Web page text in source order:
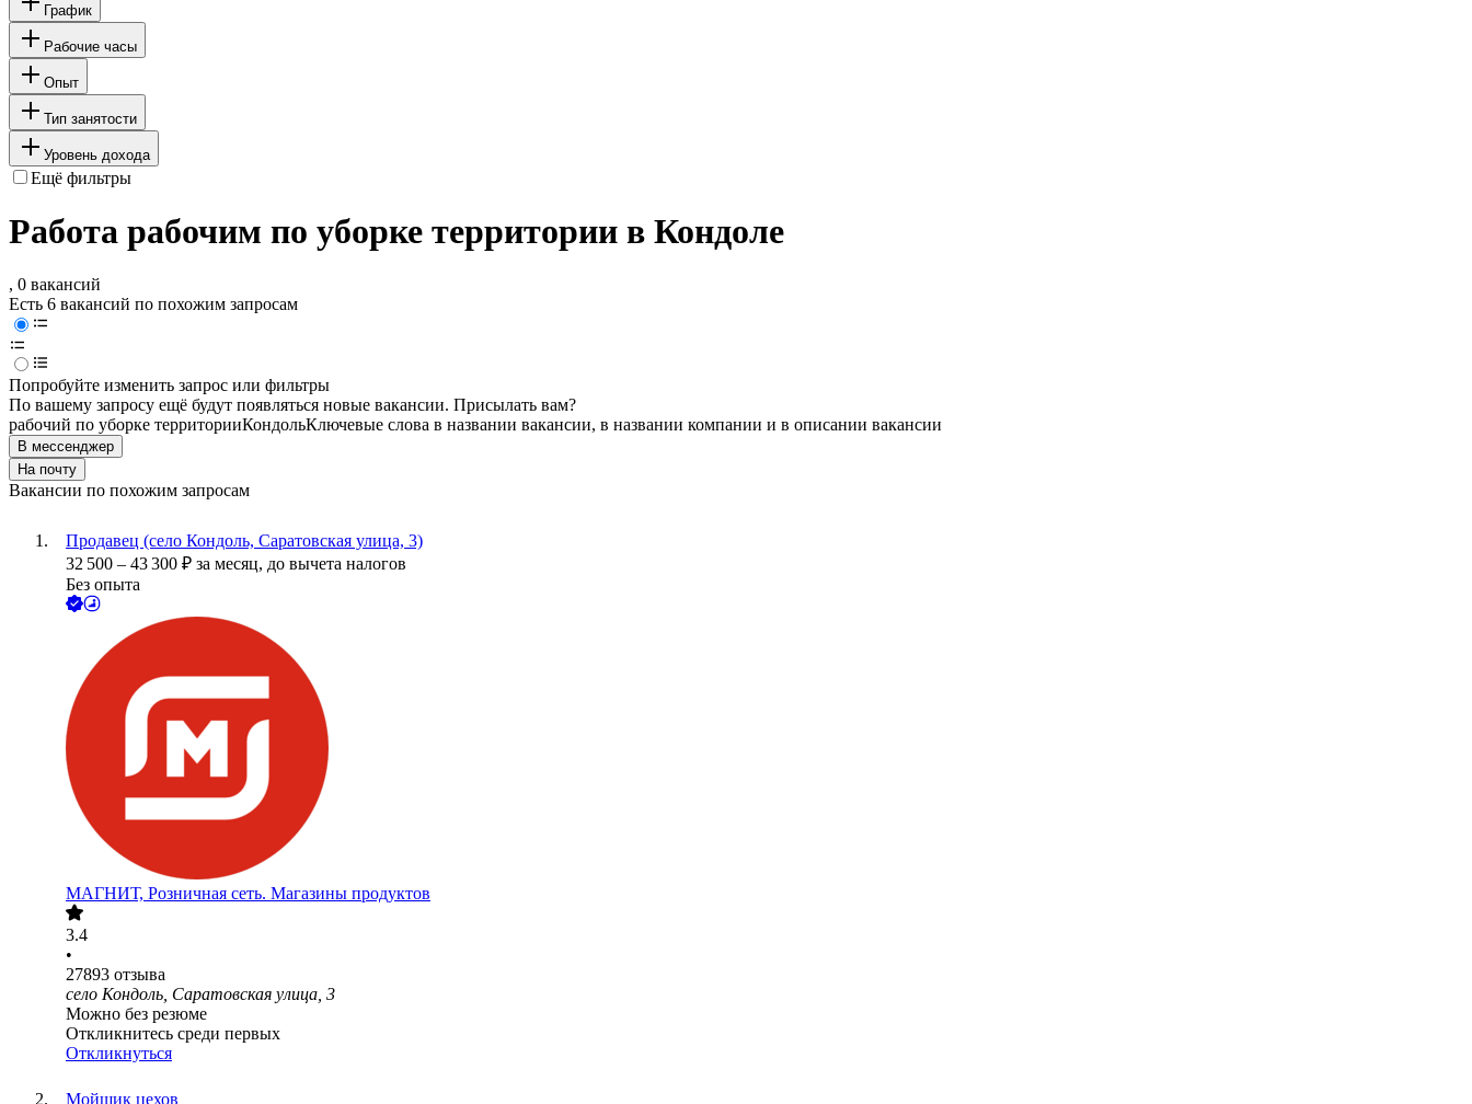
График
Рабочие часы
Опыт
Тип занятости
Уровень дохода
Ещё фильтры
Работа рабочим по уборке территории в Кондоле
, 0 вакансий
Есть 6 вакансий по похожим запросам
Попробуйте изменить запрос или фильтры
По вашему запросу ещё будут появляться новые вакансии. Присылать вам?
рабочий по уборке территорииКондольКлючевые слова в названии вакансии, в названии компании и в описании вакансии
В мессенджер
На почту
Вакансии по похожим запросам
Продавец (село Кондоль, Саратовская улица, 3)
32 500 – 43 300 ₽ за месяц, до вычета налогов
Без опыта
МАГНИТ, Розничная сеть. Магазины продуктов
3.4
•
27893 отзыва
село Кондоль, Саратовская улица, 3
Можно без резюме
Откликнитесь среди первых
Откликнуться
Мойщик цехов